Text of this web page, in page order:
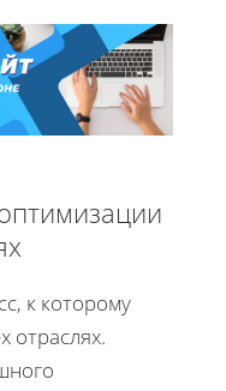
к которому
отраслях.